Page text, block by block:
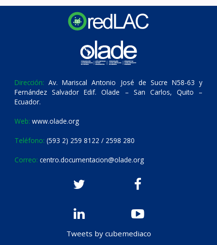
Dirección: Av. Mariscal Antonio José de Sucre N58-63 y
Fernández Salvador Edif. Olade – San Carlos, Quito –
Ecuador.
Web: www.olade.org
Teléfono: (593 2) 259 8122 / 2598 280
Correo: centro.documentacion@olade.org
Tweets by cubemediaco